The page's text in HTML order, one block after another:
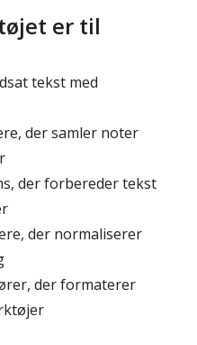
er til
tekst med
der samler noter
der forbereder tekst
der normaliserer
der formaterer